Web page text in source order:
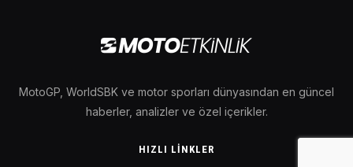
MotoGP, WorldSBK ve motor sporları dünyasından en güncel
haberler, analizler ve özel içerikler.
HIZLI LINKLER